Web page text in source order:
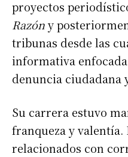
proyectos
Razóny
tribunas desde las
informativa
denuncia ciudadana
Su carrera estuvo
franqueza y
relacionados con